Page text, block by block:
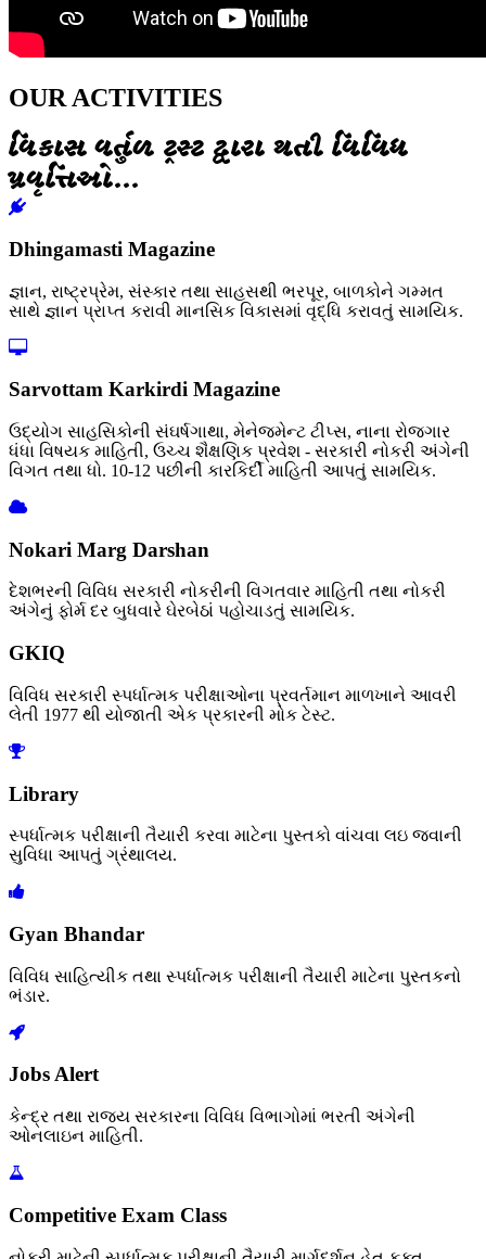
OUR ACTIVITIES
વિકાસ વર્તુળ ટ્રસ્ટ દ્વારા થતી વિવિધ
પ્રવૃત્તિઓ...
Dhingamasti Magazine
જ્ઞાન, રાષ્ટ્રપ્રેમ, સંસ્કાર તથા સાહસથી ભરપૂર, બાળકોને ગમ્મત
સાથે જ્ઞાન પ્રાપ્ત કરાવી માનસિક વિકાસમાં વૃદ્ધિ કરાવતું સામયિક.
Sarvottam Karkirdi Magazine
ઉદ્યોગ સાહસિકોની સંઘર્ષગાથા, મેનેજમેન્ટ ટીપ્સ, નાના રોજગાર
ધંધા વિષયક માહિતી, ઉચ્ચ શૈક્ષણિક પ્રવેશ - સરકારી નોકરી અંગેની
વિગત તથા ધો. 10-12 પછીની કારકિર્દી માહિતી આપતું સામયિક.
Nokari Marg Darshan
દેશભરની વિવિધ સરકારી નોકરીની વિગતવાર માહિતી તથા નોકરી
અંગેનું ફોર્મ દર બુધવારે ઘેરબેઠાં પહોચાડતું સામયિક.
GKIQ
વિવિધ સરકારી સ્પર્ધાત્મક પરીક્ષાઓના પ્રવર્તમાન માળખાને આવરી
લેતી 1977 થી યોજાતી એક પ્રકારની મોક ટેસ્ટ.
Library
સ્પર્ધાત્મક પરીક્ષાની તૈયારી કરવા માટેના પુસ્તકો વાંચવા લઇ જવાની
સુવિધા આપતું ગ્રંથાલય.
Gyan Bhandar
વિવિધ સાહિત્યીક તથા સ્પર્ધાત્મક પરીક્ષાની તૈયારી માટેના પુસ્તકનો
ભંડાર.
Jobs Alert
કેન્દ્ર તથા રાજ્ય સરકારના વિવિધ વિભાગોમાં ભરતી અંગેની
ઓનલાઇન માહિતી.
Competitive Exam Class